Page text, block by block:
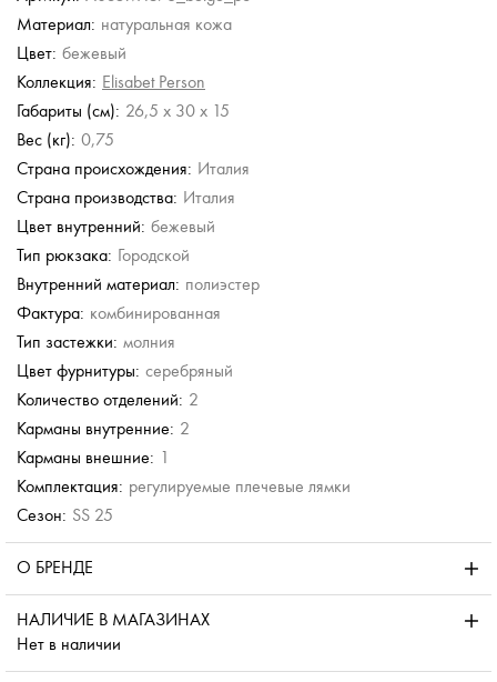
Городской рюкзак
3 680 руб. 4 780 руб.
Городской рюкзак
10 280 руб.
12 288 руб.
20 480 руб.
Материал: натуральная кожа
Цвет: бежевый
Коллекция: Elisabet Person
Габариты (см): 26,5 x 30 x 15
Вес (кг): 0,75
Страна происхождения: Италия
Страна производства: Италия
Цвет внутренний: бежевый
Тип рюкзака: Городской
Внутренний материал: полиэстер
Фактура: комбинированная
Тип застежки: молния
Цвет фурнитуры: серебряный
Количество отделений: 2
Карманы внутренние: 2
Карманы внешние: 1
Комплектация: регулируемые плечевые лямки
Сезон: SS 25
О БРЕНДЕ
НАЛИЧИЕ В МАГАЗИНАХ
Нет в наличии